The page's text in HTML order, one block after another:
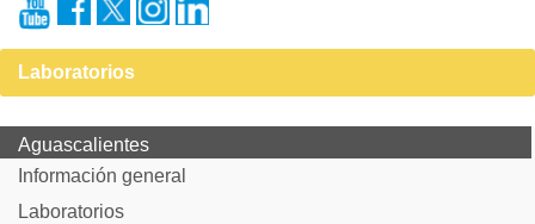
Laboratorios
Aguascalientes
Información general
Laboratorios